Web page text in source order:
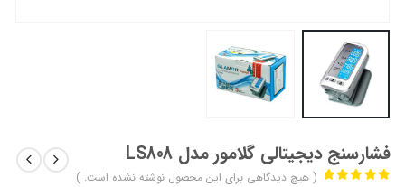
فشارسنج دیجیتالی گلامور مدل LS808
( هیچ دیدگاهی برای این محصول نوشته نشده است. )